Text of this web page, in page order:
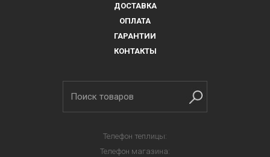
ДОСТАВКА
ОПЛАТА
ГАРАНТИИ
КОНТАКТЫ
Телефон теплицы:
Телефон магазина: